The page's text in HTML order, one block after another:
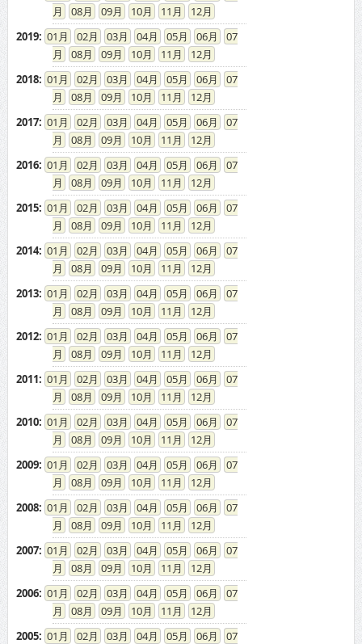
08
09 10 11
12
2019: 01 02 03 04 05 06
07
08
09 10 11
12
2018: 01 02 03 04 05 06
07
08
09 10 11
12
2017: 01 02 03 04 05 06
07
08
09 10 11
12
2016: 01 02 03 04 05 06
07
08
09 10 11
12
2015: 01 02 03 04 05 06
07
08
09 10 11
12
2014: 01 02 03 04 05 06
07
08
09 10 11
12
2013: 01 02 03 04 05 06
07
08
09 10 11
12
2012: 01 02 03 04 05 06
07
08
09 10 11
12
2011: 01 02 03 04 05 06
07
08
09 10 11
12
2010: 01 02 03 04 05 06
07
08
09 10 11
12
2009: 01 02 03 04 05 06
07
08
09 10 11
12
2008: 01 02 03 04 05 06
07
08
09 10 11
12
2007: 01 02 03 04 05 06
07
08
09 10 11
12
2006: 01 02 03 04 05 06
07
08
09 10 11
12
2005: 01 02 03 04 05 06
07